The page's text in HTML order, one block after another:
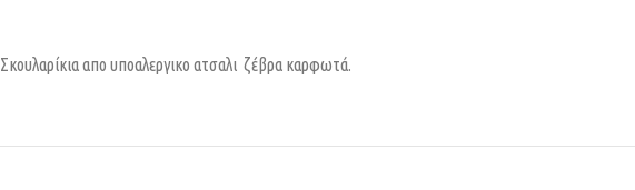
Σκουλαρίκια απο υποαλεργικο ατσαλι ζέβρα καρφωτά.